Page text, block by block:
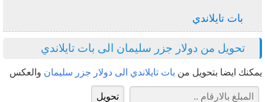
بات تايلاندي
تحويل من دولار جزر سليمان الى بات تايلاندي
يمكنك ايضا بتحويل من بات تايلاندي الى دولار جزر سليمان والعكس